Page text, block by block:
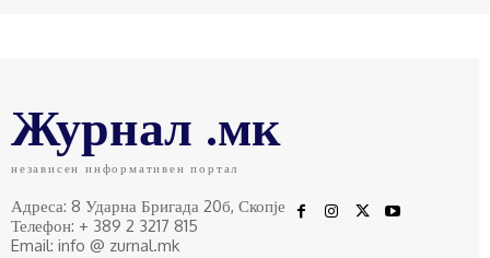
Журнал .мк
независен информативен портал
Адреса: 8 Ударна Бригада 20б, Скопје
Телефон: + 389 2 3217 815
Email: info @ zurnal.mk